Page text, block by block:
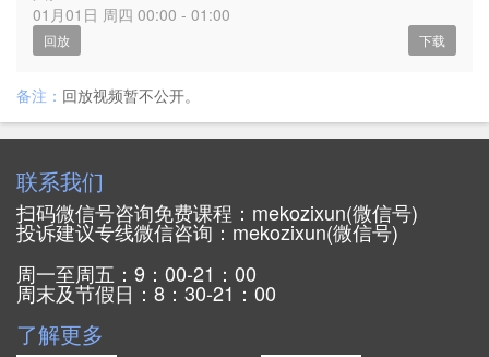
01月01日 周四 00:00 - 01:00
回放 下载
备注： 回放视频暂不公开。
联系我们
扫码微信号咨询免费课程：mekozixun(微信号)
投诉建议专线微信咨询：mekozixun(微信号)
周一至周五：9：00-21：00
周末及节假日：8：30-21：00
了解更多